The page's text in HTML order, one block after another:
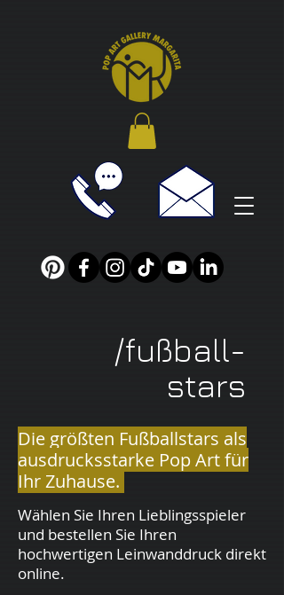
/fußball-
stars
Die größten Fußballstars als
ausdrucksstarke Pop Art für
Ihr Zuhause.
Wählen Sie Ihren Lieblingsspieler
und bestellen Sie Ihren
hochwertigen Leinwanddruck direkt
online.